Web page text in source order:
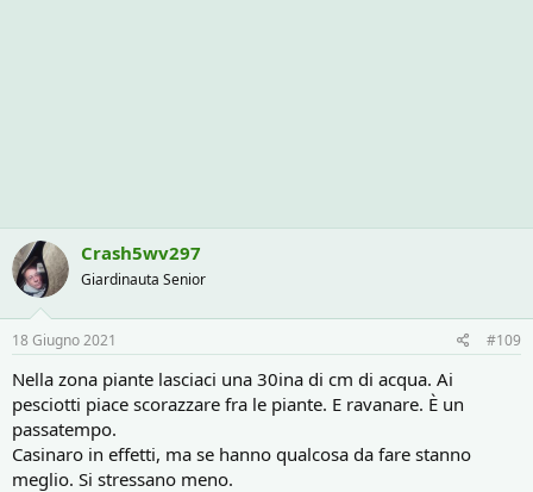
Crash5wv297
Giardinauta Senior
18 Giugno 2021 #109
Nella zona piante lasciaci una 30ina di cm di acqua. Ai
pesciotti piace scorazzare fra le piante. E ravanare. È un
passatempo.
Casinaro in effetti, ma se hanno qualcosa da fare stanno
meglio. Si stressano meno.